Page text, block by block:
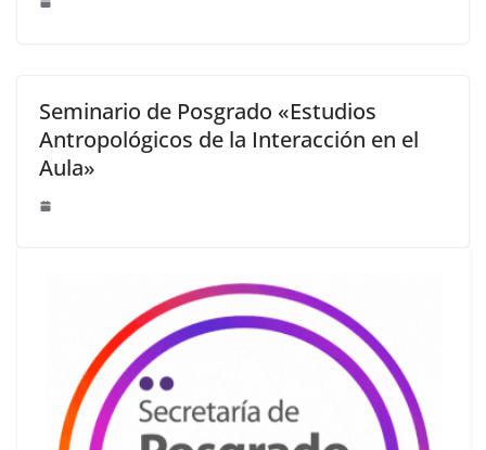
Seminario de Posgrado «Estudios
Antropológicos de la Interacción en el
Aula»